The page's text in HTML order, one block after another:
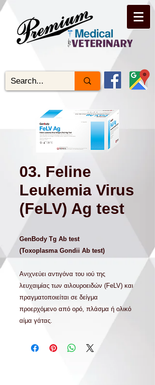
03. Feline
Leukemia Virus
(FeLV) Ag test
GenBody Tg Ab test
(Toxoplasma Gondii Ab test)
Ανιχνεύει αντιγόνα του ιού της
λευχαιμίας των αιλουροειδών (FeLV) και
πραγματοποιείται σε δείγμα
προερχόμενο από ορό, πλάσμα ή ολικό
αίμα γάτας.